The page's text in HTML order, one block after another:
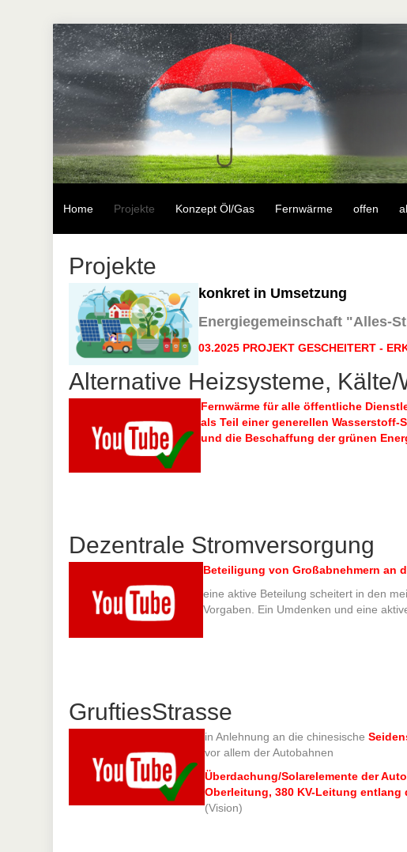
Home Projekte Konzept Öl/Gas Fernwärme offen
Projekte
konkret in Umsetzung
Energiegemeinschaft "Alles-
03.2025 PROJEKT GESCHEITERT -
Alternative Heizsysteme, Kälte/
Fernwärme für alle öffentliche
als Teil einer generellen Wasserstoff-
und die Beschaffung der grünen
Dezentrale Stromversorgung
Beteiligung von Großabnehmern an
eine aktive Beteilung scheitert in den
Vorgaben. Ein Umdenken und eine
GruftiesStrasse
in Anlehnung an die chinesische
vor allem der Autobahnen
Überdachung/Solarelemente der
Oberleitung, 380 KV-Leitung
(Vision)